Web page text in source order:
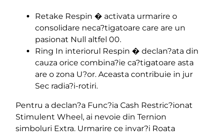
Retake Respin � activata urmarire o
consolidare neca?tigatoare care are un
pasionat Null altfel 00.
Ring In interiorul Respin � declan?ata din
cauza orice combina?ie ca?tigatoare asta
are o zona U?or. Aceasta contribuie in jur
Sec radia?i-rotiri.
Pentru a declan?a Func?ia Cash Restric?ionat
Stimulent Wheel, ai nevoie din Ternion
simboluri Extra. Urmarire ce invar?i Roata